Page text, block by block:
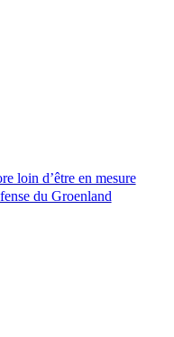
loin d’être en mesure
du Groenland